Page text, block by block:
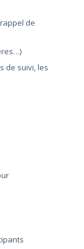
de
de suivi, les